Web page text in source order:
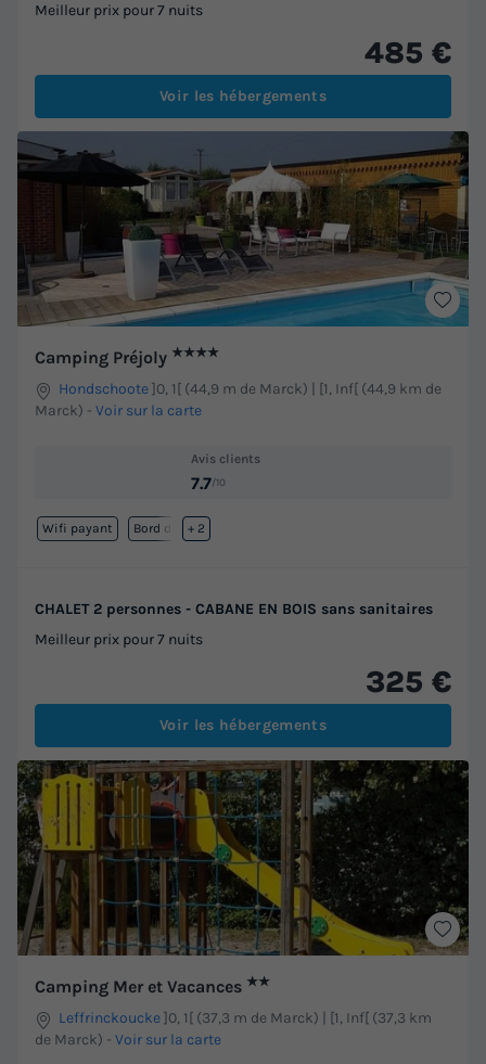
Meilleur prix pour 7 nuits
485 €
Voir les hébergements
Camping Préjoly ★★★★
Hondschoote]0, 1[ (44,9 m de Marck) | [1, Inf[ (44,9 km de
Marck) - Voir sur la carte
Avis clients
7.7/10
Wifi payant Bord de mer
+ 2
CHALET 2 personnes - CABANE EN BOIS sans sanitaires
Meilleur prix pour 7 nuits
325 €
Voir les hébergements
Camping Mer et Vacances ★★
Leffrinckoucke]0, 1[ (37,3 m de Marck) | [1, Inf[ (37,3 km
de Marck) - Voir sur la carte